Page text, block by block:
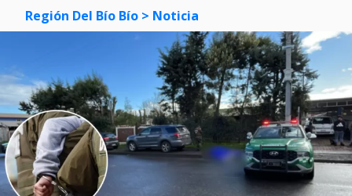
Región Del Bío Bío > Noticia